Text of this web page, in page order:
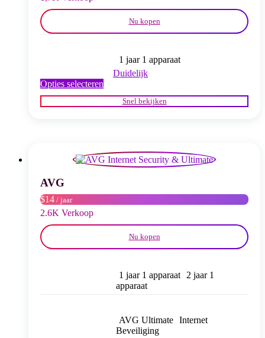
Nu kopen
1 jaar 1 apparaat
Duidelijk
Opties selecteren
product
heeft
kan
gekozen
Snel bekijken
AVG
$14 / jaar
2.6K Verkoop
Nu kopen
1 jaar 1 apparaat
2 jaar 1
apparaat
AVG Ultimate Internet
Beveiliging